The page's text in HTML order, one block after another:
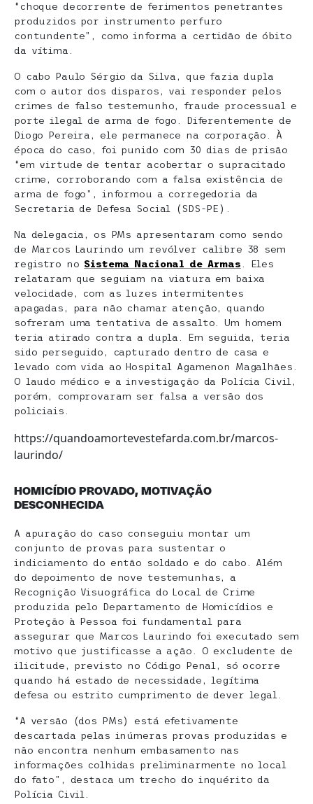
“choque decorrente de ferimentos penetrantes
produzidos por instrumento perfuro
contundente”, como informa a certidão de óbito
da vítima.
O cabo Paulo Sérgio da Silva, que fazia dupla
com o autor dos disparos, vai responder pelos
crimes de falso testemunho, fraude processual e
porte ilegal de arma de fogo. Diferentemente de
Diogo Pereira, ele permanece na corporação. À
época do caso, foi punido com 30 dias de prisão
“em virtude de tentar acobertar o supracitado
crime, corroborando com a falsa existência de
arma de fogo”, informou a corregedoria da
Secretaria de Defesa Social (SDS-PE).
Na delegacia, os PMs apresentaram como sendo
de Marcos Laurindo um revólver calibre 38 sem
registro no Sistema Nacional de Armas . Eles
relataram que seguiam na viatura em baixa
velocidade, com as luzes intermitentes
apagadas, para não chamar atenção, quando
sofreram uma tentativa de assalto. Um homem
teria atirado contra a dupla. Em seguida, teria
sido perseguido, capturado dentro de casa e
levado com vida ao Hospital Agamenon Magalhães.
O laudo médico e a investigação da Polícia Civil,
porém, comprovaram ser falsa a versão dos
policiais.
https://quandoamortevestefarda.com.br/marcos-
laurindo/
HOMICÍDIO PROVADO, MOTIVAÇÃO
DESCONHECIDA
A apuração do caso conseguiu montar um
conjunto de provas para sustentar o
indiciamento do então soldado e do cabo. Além
do depoimento de nove testemunhas, a
Recognição Visuográfica do Local de Crime
produzida pelo Departamento de Homicídios e
Proteção à Pessoa foi fundamental para
assegurar que Marcos Laurindo foi executado sem
motivo que justificasse a ação. O excludente de
ilicitude, previsto no Código Penal, só ocorre
quando há estado de necessidade, legítima
defesa ou estrito cumprimento de dever legal.
“A versão (dos PMs) está efetivamente
descartada pelas inúmeras provas produzidas e
não encontra nenhum embasamento nas
informações colhidas preliminarmente no local
do fato”, destaca um trecho do inquérito da
Polícia Civil.